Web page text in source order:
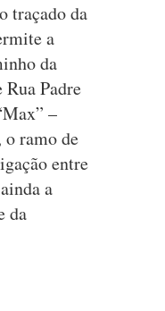
traçado da
a
da
Padre
–
o ramo de
entre
a
da